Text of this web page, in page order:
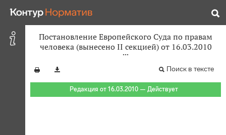
Постановление Европейского Суда по правам
человека (вынесено II секцией) от 16.03.2010
Поиск в тексте
Редакция от 16.03.2010 — Действует